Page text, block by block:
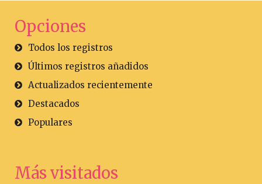
Opciones
Todos los registros
Últimos registros añadidos
Actualizados recientemente
Destacados
Populares
Más visitados